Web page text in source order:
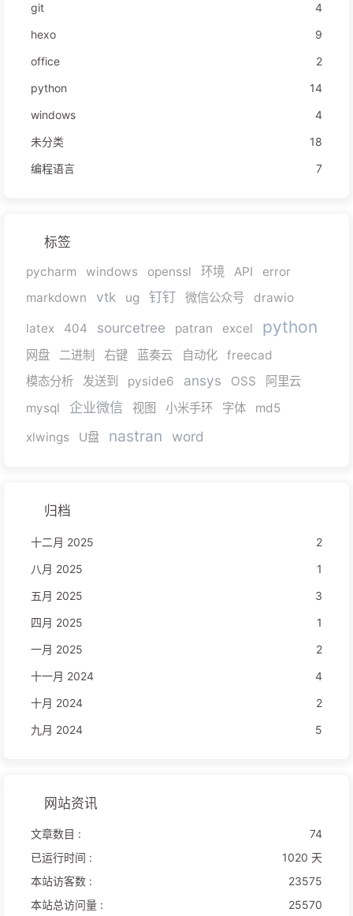
git
4
hexo
9
office
2
python
14
windows
4
未分类
18
编程语言
7
标签
pycharm windows openssl 环境 API
error
markdown
vtk ug 钉钉 微信公众号 drawio
latex 404 sourcetree patran excel python
网盘 二进制 右键 蓝奏云 自动化
freecad
模态分析
发送到 pyside6 ansys OSS
阿里云
mysql
企业微信 视图 小米手环 字体
md5
xlwings
U盘 nastran word
归档
十二月 2025
2
八月 2025
1
五月 2025
3
四月 2025
1
一月 2025
2
十一月 2024
4
十月 2024
2
九月 2024
5
网站资讯
文章数目 :
74
已运行时间 :
1020 天
本站访客数 :
23575
本站总访问量 :
25570